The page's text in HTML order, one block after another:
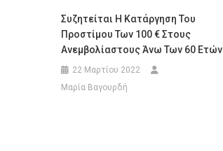
Συζητείται Η Κατάργηση Του
Προστίμου Των 100 € Στους
Ανεμβολίαστους Άνω Των 60 Ετών
22 Μαρτίου 2022
Μαρία Βαγουρδή